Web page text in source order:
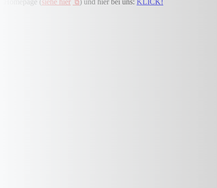
Homepage (siehe hier ) und hier bei uns: KLICK!